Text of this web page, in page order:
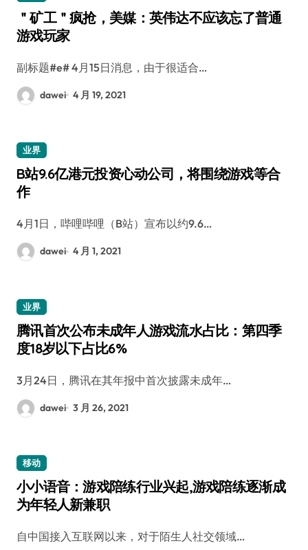
＂矿工＂疯抢，美媒：英伟达不应该忘了普通
游戏玩家
副标题#e# 4月15日消息，由于很适合…
dawei 4 月 19, 2021
业界
B站9.6亿港元投资心动公司，将围绕游戏等合
作
4月1日，哔哩哔哩（B站）宣布以约9.6…
dawei 4 月 1, 2021
业界
腾讯首次公布未成年人游戏流水占比：第四季
度18岁以下占比6%
3月24日，腾讯在其年报中首次披露未成年…
dawei 3 月 26, 2021
移动
小小语音：游戏陪练行业兴起,游戏陪练逐渐成
为年轻人新兼职
自中国接入互联网以来，对于陌生人社交领域…